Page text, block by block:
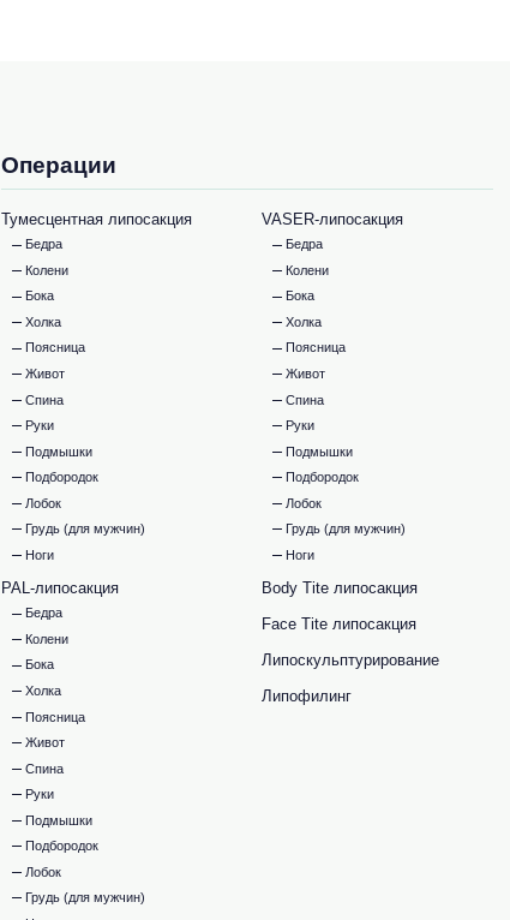
Операции
Тумесцентная липосакция
Бедра
Колени
Бока
Холка
Поясница
Живот
Спина
Руки
Подмышки
Подбородок
Лобок
Грудь (для мужчин)
Ноги
PAL-липосакция
Бедра
Колени
Бока
Холка
Поясница
Живот
Спина
Руки
Подмышки
Подбородок
Лобок
Грудь (для мужчин)
VASER-липосакция
Бедра
Колени
Бока
Холка
Поясница
Живот
Спина
Руки
Подмышки
Подбородок
Лобок
Грудь (для мужчин)
Ноги
Body Tite липосакция
Face Tite липосакция
Липоскульптурирование
Липофилинг